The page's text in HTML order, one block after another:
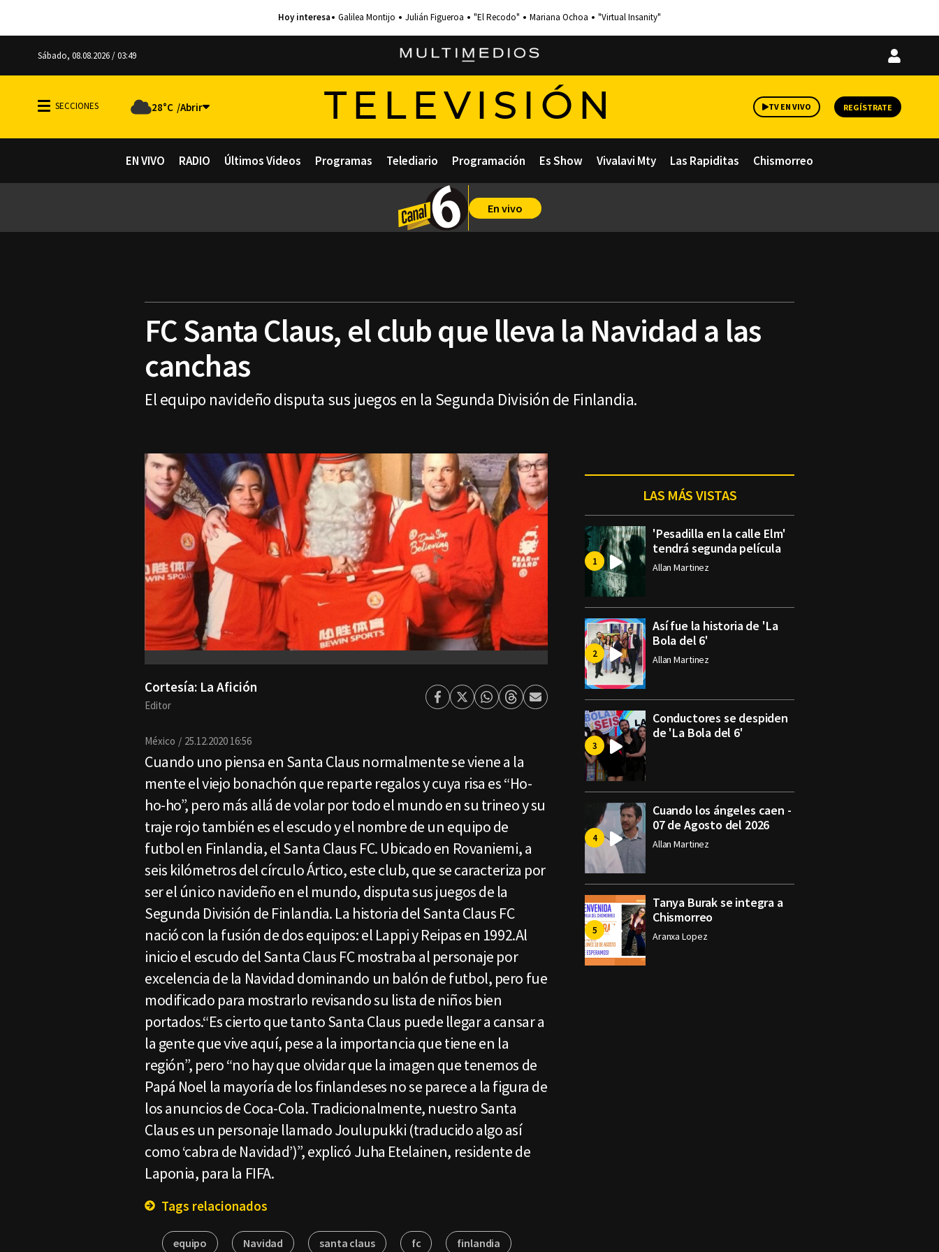
Galilea Montijo Julián Figueroa "El Recodo" Mariana Ochoa "Virtual Insanity"
Sábado, 08.08.2026 / 03:49
Iniciar
28°C TELEVISIÓN TV EN VIVO REGÍSTRATE
EN VIVO RADIO Últimos Videos Programas Telediario Programación Es Show Vivalavi Mty Las Rapiditas Chismorreo
En vivo
FC Santa Claus, el club que lleva la Navidad a las
canchas
El equipo navideño disputa sus juegos en la Segunda División de Finlandia.
Cortesía: La Afición
Editor Facebook
TwitterWhatsapp
ThreadsEnviar
México 25.12.2020 16:56
Cuando uno piensa en Santa Claus normalmente se viene a la
mente el viejo bonachón que reparte regalos y cuya risa es “Ho-
ho-ho”, pero más allá de volar por todo el mundo en su trineo y su
traje rojo también es el escudo y el nombre de un equipo de
futbol en Finlandia, el Santa Claus FC. Ubicado en Rovaniemi, a
seis kilómetros del círculo Ártico, este club, que se caracteriza por
ser el único navideño en el mundo, disputa sus juegos de la
Segunda División de Finlandia. La historia del Santa Claus FC
nació con la fusión de dos equipos: el Lappi y Reipas en 1992.Al
inicio el escudo del Santa Claus FC mostraba al personaje por
excelencia de la Navidad dominando un balón de futbol, pero fue
modificado para mostrarlo revisando su lista de niños bien
portados.“Es cierto que tanto Santa Claus puede llegar a cansar a
la gente que vive aquí, pese a la importancia que tiene en la
región”, pero “no hay que olvidar que la imagen que tenemos de
Papá Noel la mayoría de los finlandeses no se parece a la figura de
los anuncios de Coca-Cola. Tradicionalmente, nuestro Santa
Claus es un personaje llamado Joulupukki (traducido algo así
como ‘cabra de Navidad’)”, explicó Juha Etelainen, residente de
Laponia, para la FIFA.
Tags relacionados
equipo Navidad santa claus fc finlandia
LAS MÁS VISTAS
'Pesadilla en la calle Elm'
tendrá segunda película
Allan Martinez
Así fue la historia de 'La
Bola del 6'
Allan Martinez
Conductores se despiden
de 'La Bola del 6'
Cuando los ángeles caen -
07 de Agosto del 2026
Allan Martinez
Tanya Burak se integra a
Chismorreo
Aranxa Lopez